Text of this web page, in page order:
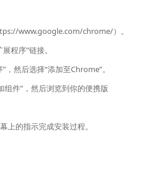
www.google.com/chrome/）。
程序”链接。
，然后选择“添加至Chrome”。
组件”，然后浏览到你的便携版
上的指示完成安装过程。